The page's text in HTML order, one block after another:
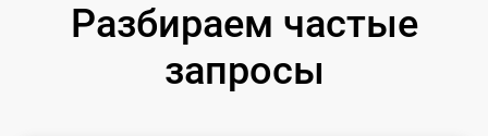
Разбираем частые
запросы